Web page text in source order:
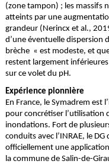
(zone tampon) ; les massifs
atteints par une
grandeur (Nerincx et al.,
d’une éventuelle dispersion
brèche « est modeste, et
restent largement
sur ce volet du pH.
Expérience pionnière
En France, le Symadrem est
pour concrétiser l’utilisation
inondations. Fort de
conduits avec l’INRAE, le
officiellement une
la commune de Salin-de-